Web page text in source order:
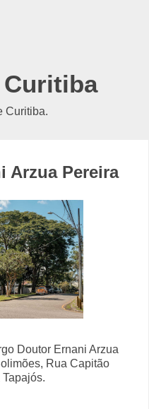
Curitiba.
Arzua Pereira
Doutor Ernani Arzua
Rua Capitão